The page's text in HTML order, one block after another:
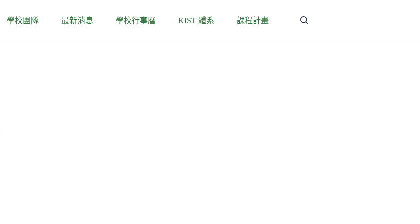
學校團隊 最新消息 學校行事曆 KIST 體系 課程計畫